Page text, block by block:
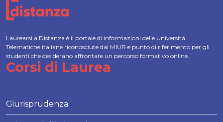
Laurearsi a Distanza è il portale di informazioni delle Università
Telematiche italiane riconosciute dal MIUR e punto di riferimento per gli
studenti che desiderano affrontare un percorso formativo online.
Corsi di Laurea
Giurisprudenza